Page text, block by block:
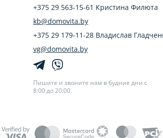
+375 29 563-15-61 Кристина Филюта
kb@domovita.by
+375 29 179-11-28 Владислав
vg@domovita.by
Пишите и звоните нам в будние дни с
8:00 до 20:00.